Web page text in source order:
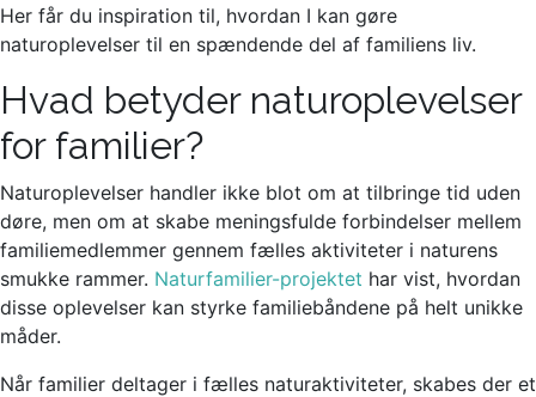
Her får du inspiration til, hvordan I kan gøre
naturoplevelser til en spændende del af familiens liv.
Hvad betyder naturoplevelser
for familier?
Naturoplevelser handler ikke blot om at tilbringe tid uden
døre, men om at skabe meningsfulde forbindelser mellem
familiemedlemmer gennem fælles aktiviteter i naturens
smukke rammer. Naturfamilier-projektet har vist, hvordan
disse oplevelser kan styrke familiebåndene på helt unikke
måder.
Når familier deltager i fælles naturaktiviteter, skabes der et